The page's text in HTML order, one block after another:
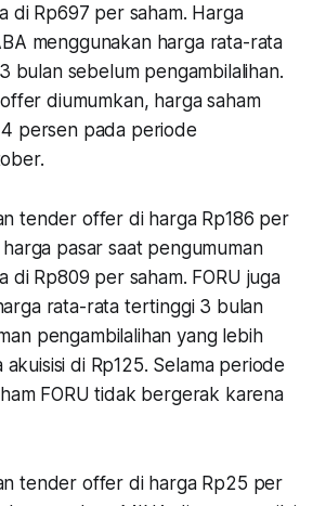
di Rp697 per saham. Harga
menggunakan harga rata-rata
bulan sebelum pengambilalihan.
diumumkan, harga saham
persen pada periode
tender offer di harga Rp186 per
harga pasar saat pengumuman
di Rp809 per saham. FORU juga
rata-rata tertinggi 3 bulan
pengambilalihan yang lebih
di Rp125. Selama periode
FORU tidak bergerak karena
tender offer di harga Rp25 per